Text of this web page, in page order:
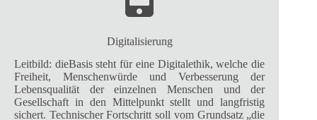
Digitalisierung
Leitbild: dieBasis steht für eine Digitalethik, welche die
Freiheit, Menschenwürde und Verbesserung der
Lebensqualität der einzelnen Menschen und der
Gesellschaft in den Mittelpunkt stellt und langfristig
sichert. Technischer Fortschritt soll vom Grundsatz „die